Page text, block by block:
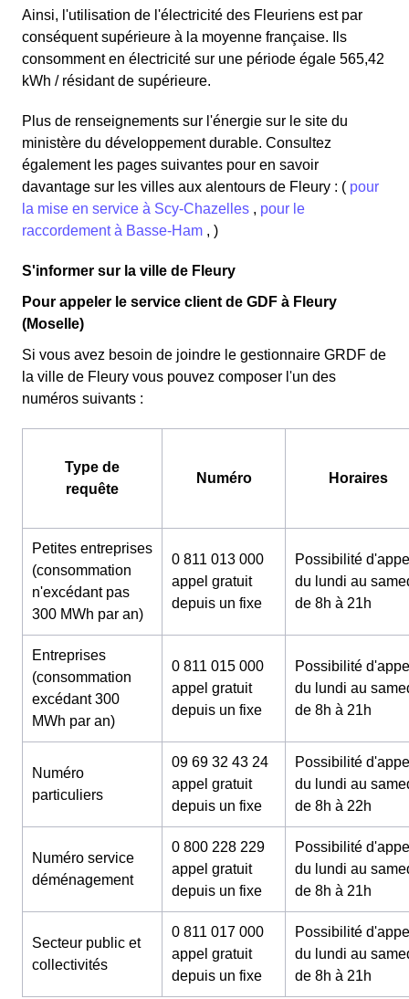
Ainsi, l'utilisation de l'électricité des Fleuriens est par
conséquent supérieure à la moyenne française. Ils
consomment en électricité sur une période égale 565,42
kWh / résidant de supérieure.
Plus de renseignements sur l'énergie sur le site du
ministère du développement durable. Consultez
également les pages suivantes pour en savoir
davantage sur les villes aux alentours de Fleury : ( pour
la mise en service à Scy-Chazelles , pour le
raccordement à Basse-Ham , )
S'informer sur la ville de Fleury
Pour appeler le service client de GDF à Fleury
(Moselle)
Si vous avez besoin de joindre le gestionnaire GRDF de
la ville de Fleury vous pouvez composer l'un des
numéros suivants :
Type de
requête
Numéro Horaires
Petites entreprises
(consommation
n'excédant pas
300 MWh par an)
0 811 013 000
appel gratuit
depuis un fixe
Possibilité
du lundi au
de 8h à 21h
Entreprises
(consommation
excédant 300
MWh par an)
0 811 015 000
appel gratuit
depuis un fixe
Possibilité
du lundi au
de 8h à 21h
Numéro
particuliers
09 69 32 43 24
appel gratuit
depuis un fixe
Possibilité
du lundi au
de 8h à 22h
Numéro service
déménagement
0 800 228 229
appel gratuit
depuis un fixe
Possibilité
du lundi au
de 8h à 21h
Secteur public et
collectivités
0 811 017 000
appel gratuit
depuis un fixe
Possibilité
du lundi au
de 8h à 21h